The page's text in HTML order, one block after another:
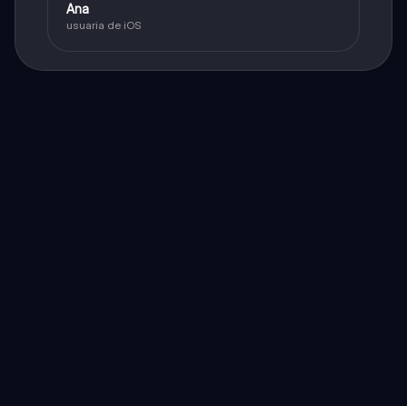
Ana
usuaria de iOS